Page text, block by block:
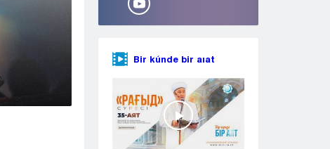
Bir kúnde bir aıat